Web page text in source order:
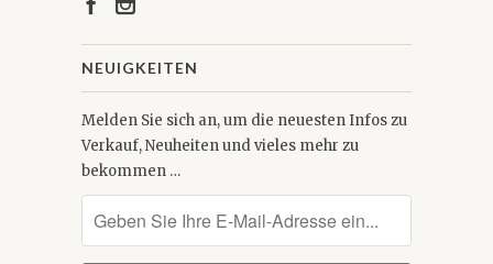
NEUIGKEITEN
Melden Sie sich an, um die neuesten Infos zu
Verkauf, Neuheiten und vieles mehr zu
bekommen …